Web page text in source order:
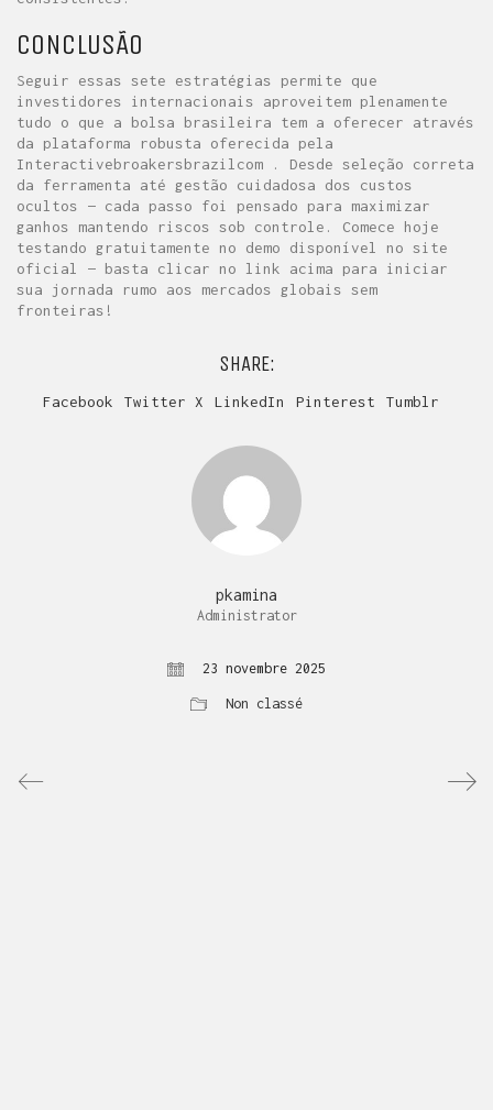
CONCLUSÃO
Seguir essas sete estratégias permite que
investidores internacionais aproveitem plenamente
tudo o que a bolsa brasileira tem a oferecer através
da plataforma robusta oferecida pela
Interactivebroakersbrazilcom . Desde seleção correta
da ferramenta até gestão cuidadosa dos custos
ocultos — cada passo foi pensado para maximizar
ganhos mantendo riscos sob controle​. Comece hoje
testando gratuitamente no demo disponível no site
oficial — basta clicar no link acima para iniciar
sua jornada rumo aos mercados globais sem
fronteiras!
SHARE:
Facebook Twitter X LinkedIn Pinterest Tumblr
pkamina
Administrator
23 novembre 2025
Non classé